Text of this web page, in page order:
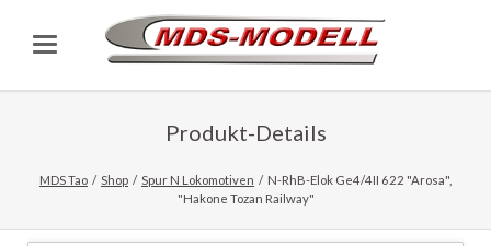
Produkt-Details
MDS Tao Shop Spur N Lokomotiven
N-RhB-Elok Ge4/4II 622 "Arosa",
"Hakone Tozan Railway"